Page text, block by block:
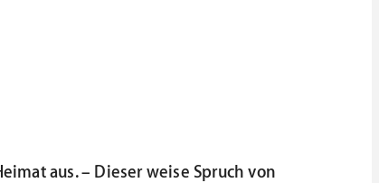
aus. – Dieser weise Spruch von